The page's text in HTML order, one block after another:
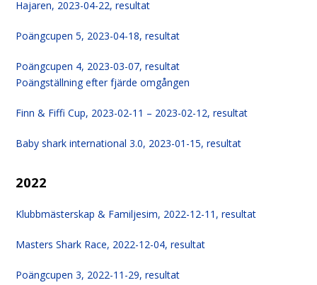
Hajaren, 2023-04-22, resultat
Poängcupen 5, 2023-04-18, resultat
Poängcupen 4, 2023-03-07, resultat
Poängställning efter fjärde omgången
Finn & Fiffi Cup, 2023-02-11 – 2023-02-12, resultat
Baby shark international 3.0, 2023-01-15, resultat
2022
Klubbmästerskap & Familjesim, 2022-12-11, resultat
Masters Shark Race, 2022-12-04, resultat
Poängcupen 3, 2022-11-29, resultat